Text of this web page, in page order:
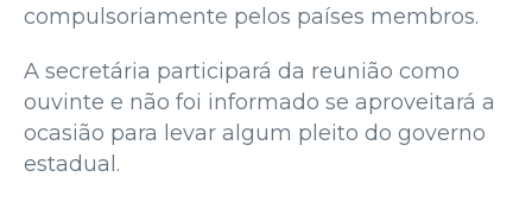
compulsoriamente pelos países membros.
A secretária participará da reunião como
ouvinte e não foi informado se aproveitará a
ocasião para levar algum pleito do governo
estadual.